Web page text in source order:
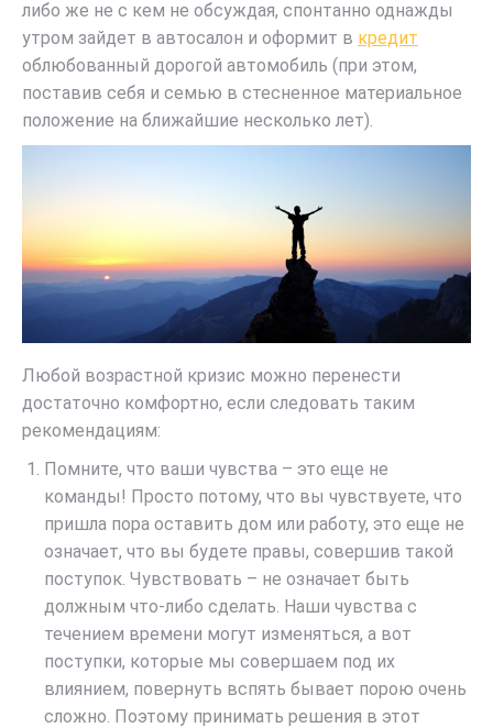
либо же не с кем не обсуждая, спонтанно однажды
утром зайдет в автосалон и оформит в кредит
облюбованный дорогой автомобиль (при этом,
поставив себя и семью в стесненное материальное
положение на ближайшие несколько лет).
Любой возрастной кризис можно перенести
достаточно комфортно, если следовать таким
рекомендациям:
Помните, что ваши чувства – это еще не
команды! Просто потому, что вы чувствуете, что
пришла пора оставить дом или работу, это еще не
означает, что вы будете правы, совершив такой
поступок. Чувствовать – не означает быть
должным что-либо сделать. Наши чувства с
течением времени могут изменяться, а вот
поступки, которые мы совершаем под их
влиянием, повернуть вспять бывает порою очень
сложно. Поэтому принимать решения в этот